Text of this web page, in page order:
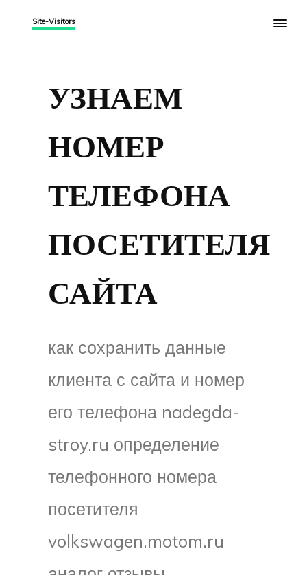
Site-Visitors
УЗНАЕМ
НОМЕР
ТЕЛЕФОНА
ПОСЕТИТЕЛЯ
САЙТА
как сохранить данные
клиента с сайта и номер
его телефона nadegda-
stroy.ru определение
телефонного номера
посетителя
volkswagen.motom.ru